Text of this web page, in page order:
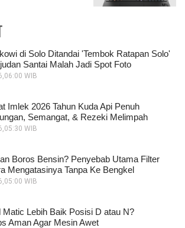
di Solo Ditandai 'Tembok Ratapan Solo'
Santai Malah Jadi Spot Foto
WIB
Imlek 2026 Tahun Kuda Api Penuh
Semangat, & Rezeki Melimpah
WIB
Boros Bensin? Penyebab Utama Filter
Mengatasinya Tanpa Ke Bengkel
WIB
Lebih Baik Posisi D atau N?
Aman Agar Mesin Awet